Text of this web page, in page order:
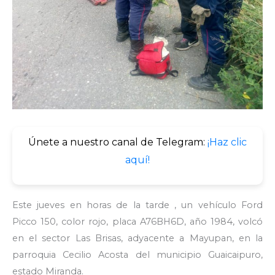
Únete a nuestro canal de Telegram: ¡Haz clic
aquí!
Este jueves en horas de la tarde , un vehículo Ford
Picco 150, color rojo, placa A76BH6D, año 1984, volcó
en el sector Las Brisas, adyacente a Mayupan, en la
parroquia Cecilio Acosta del municipio Guaicaipuro,
estado Miranda.